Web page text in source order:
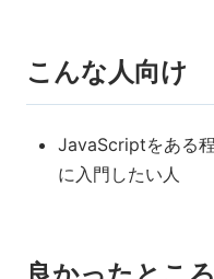
こんな人向け
JavaScriptをある
に入門したい人